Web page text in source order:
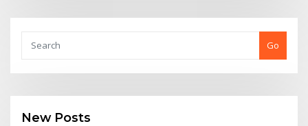
Go
New Posts